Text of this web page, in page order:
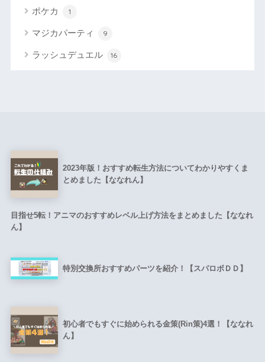
ポケカ 1
マジカパーティ 9
ラッシュデュエル 16
2023年版！おすすめ転生方法についてわかりやすくま
とめました【ななれん】
目指せ5転！アニマのおすすめレベル上げ方法をまとめました【ななれ
ん】
特別交換所おすすめパーツを紹介！【スパロボＤＤ】
初心者でもすぐに始められる金策(Rin策)4選！【ななれ
ん】